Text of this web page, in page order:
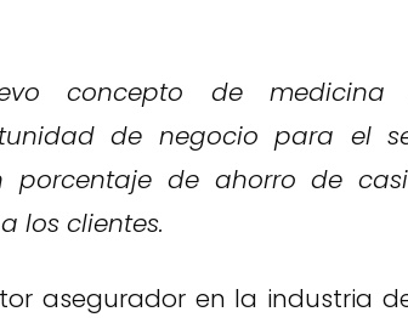
concepto de
de negocio para el
porcentaje de ahorro de
los clientes.
asegurador en la industria